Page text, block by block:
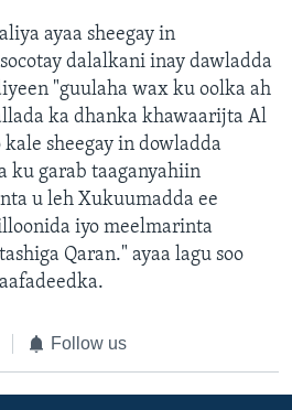
ayaa sheegay in
dalalkani inay dawladda
"guulaha wax ku oolka ah
ka dhanka khawaarijta Al
kale sheegay in dowladda
ku garab taaganyahiin
u leh Xukuumadda ee
iyo meelmarinta
Qaran." ayaa lagu soo
Follow us